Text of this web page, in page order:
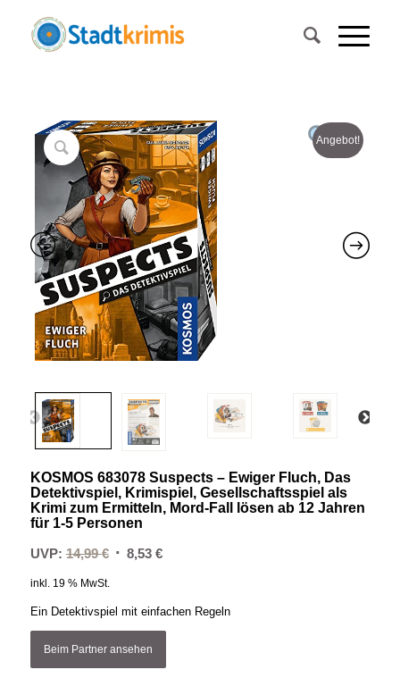
Angebot!
KOSMOS 683078 Suspects – Ewiger Fluch, Das
Detektivspiel, Krimispiel, Gesellschaftsspiel als
Krimi zum Ermitteln, Mord-Fall lösen ab 12 Jahren
für 1-5 Personen
UVP: 14,99€ Ursprünglicher
14,99 €
8,53 €Aktueller
8,53 €.
inkl. 19 % MwSt.
Ein Detektivspiel mit einfachen Regeln
Beim Partner ansehen